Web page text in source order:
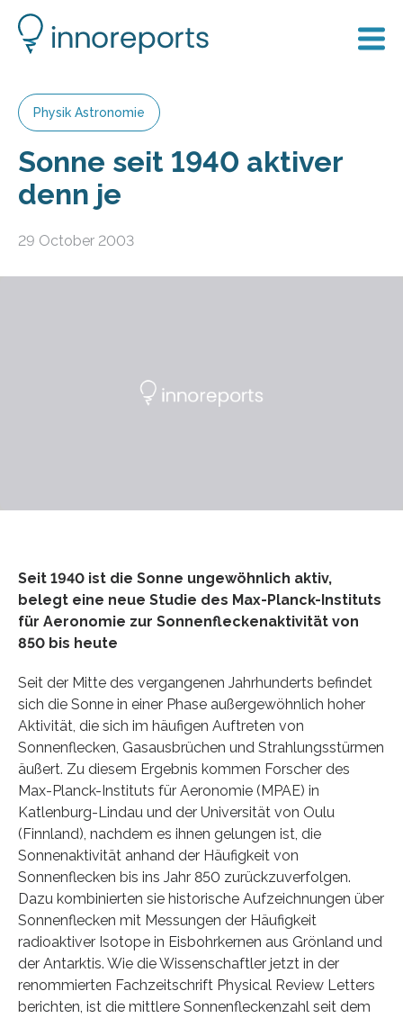
Physik Astronomie
Sonne seit 1940 aktiver
denn je
29 October 2003
Seit 1940 ist die Sonne ungewöhnlich aktiv,
belegt eine neue Studie des Max-Planck-Instituts
für Aeronomie zur Sonnenfleckenaktivität von
850 bis heute
Seit der Mitte des vergangenen Jahrhunderts befindet
sich die Sonne in einer Phase außergewöhnlich hoher
Aktivität, die sich im häufigen Auftreten von
Sonnenflecken, Gasausbrüchen und Strahlungsstürmen
äußert. Zu diesem Ergebnis kommen Forscher des
Max-Planck-Instituts für Aeronomie (MPAE) in
Katlenburg-Lindau und der Universität von Oulu
(Finnland), nachdem es ihnen gelungen ist, die
Sonnenaktivität anhand der Häufigkeit von
Sonnenflecken bis ins Jahr 850 zurückzuverfolgen.
Dazu kombinierten sie historische Aufzeichnungen über
Sonnenflecken mit Messungen der Häufigkeit
radioaktiver Isotope in Eisbohrkernen aus Grönland und
der Antarktis. Wie die Wissenschaftler jetzt in der
renommierten Fachzeitschrift Physical Review Letters
berichten, ist die mittlere Sonnenfleckenzahl seit dem